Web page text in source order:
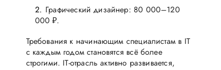
Графический дизайнер: 80 000–120
000 ₽.
Требования к начинающим специалистам в IT
с каждым годом становятся всё более
строгими. IT-отрасль активно развивается,